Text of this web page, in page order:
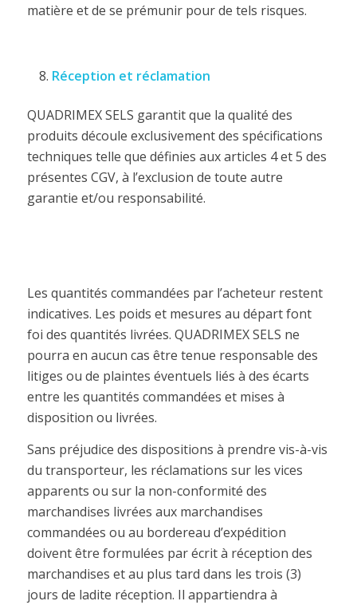
matière et de se prémunir pour de tels risques.
Réception et réclamation
QUADRIMEX SELS garantit que la qualité des
produits découle exclusivement des spécifications
techniques telle que définies aux articles 4 et 5 des
présentes CGV, à l’exclusion de toute autre
garantie et/ou responsabilité.
Les quantités commandées par l’acheteur restent
indicatives. Les poids et mesures au départ font
foi des quantités livrées. QUADRIMEX SELS ne
pourra en aucun cas être tenue responsable des
litiges ou de plaintes éventuels liés à des écarts
entre les quantités commandées et mises à
disposition ou livrées.
Sans préjudice des dispositions à prendre vis-à-vis
du transporteur, les réclamations sur les vices
apparents ou sur la non-conformité des
marchandises livrées aux marchandises
commandées ou au bordereau d’expédition
doivent être formulées par écrit à réception des
marchandises et au plus tard dans les trois (3)
jours de ladite réception. Il appartiendra à